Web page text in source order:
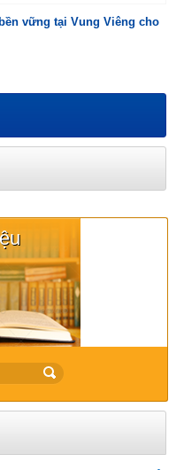
vững tại Vung Viêng cho